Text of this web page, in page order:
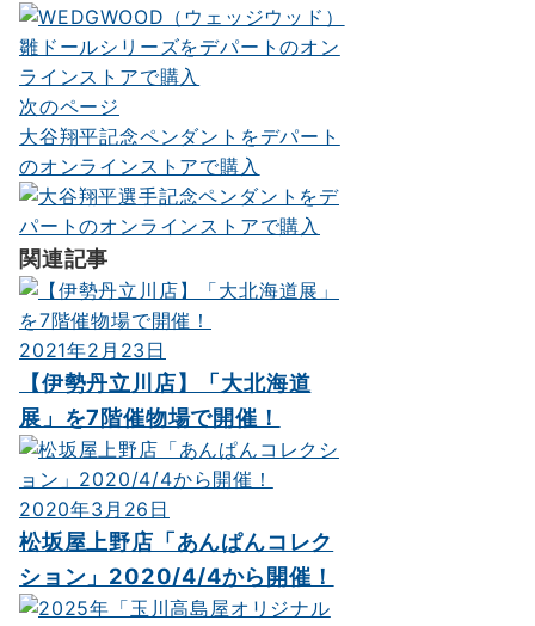
ビ
ゲ
ー
シ
ョ
ン
次のページ
大谷翔平記念ペンダントをデパート
のオンラインストアで購入
関連記事
2021年2月23日
【伊勢丹立川店】「大北海道
展」を7階催物場で開催！
2020年3月26日
松坂屋上野店「あんぱんコレク
ション」2020/4/4から開催！